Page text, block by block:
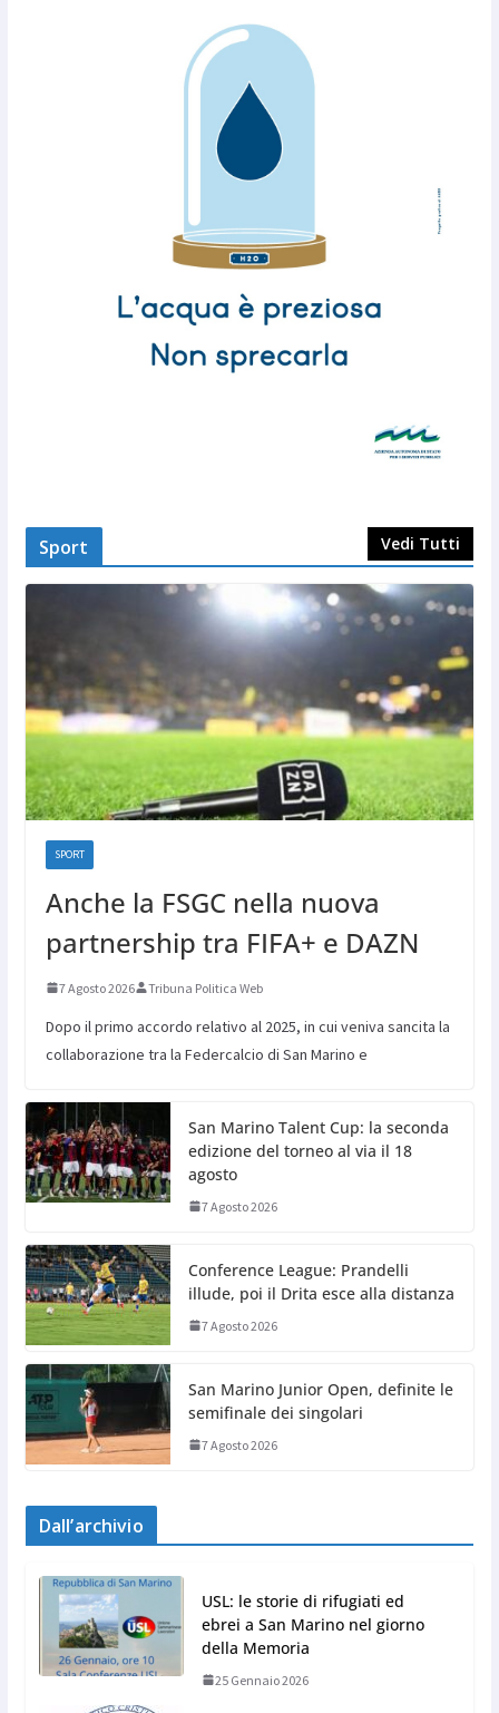
Sport Vedi Tutti
SPORT
Anche la FSGC nella nuova
partnership tra FIFA+ e DAZN
7 Agosto 2026 Tribuna Politica Web
Dopo il primo accordo relativo al 2025, in cui veniva sancita la
collaborazione tra la Federcalcio di San Marino e
San Marino Talent Cup: la seconda
edizione del torneo al via il 18
agosto
7 Agosto 2026
Conference League: Prandelli
illude, poi il Drita esce alla distanza
7 Agosto 2026
San Marino Junior Open, definite le
semifinale dei singolari
7 Agosto 2026
Dall’archivio
USL: le storie di rifugiati ed
ebrei a San Marino nel giorno
della Memoria
25 Gennaio 2026